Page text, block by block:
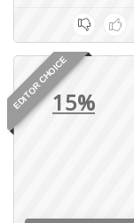
EDITOR CHOICE15%